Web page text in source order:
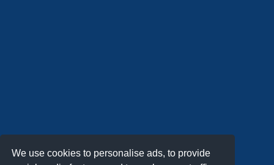
We use cookies to personalise ads, to provide